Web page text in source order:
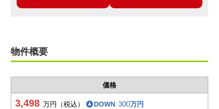
物件概要
価格
3,498 万円（税込） DOWN 300万円